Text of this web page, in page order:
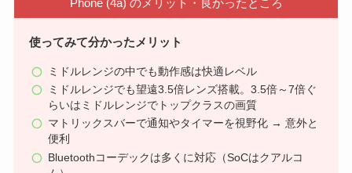
Phone (4a) のメリット・良かったところ
使ってみて分かったメリット
ミドルレンジの中でも動作感は快適レベル
ミドルレンジでも望遠3.5倍レンズ搭載。3.5倍～7倍ぐ
らいはミドルレンジでトップクラスの画質
マトリックスバーで通知やタイマーを視野化 → 意外と
便利
Bluetoothコーデックは多くに対応（SoCはクアルコ